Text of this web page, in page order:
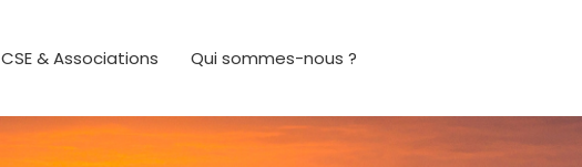
CSE & Associations Qui sommes-nous ?